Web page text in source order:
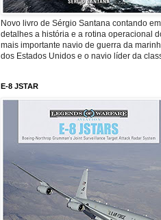
Novo livro de Sérgio Santana contando em
detalhes a história e a rotina operacional
mais importante navio de guerra da
dos Estados Unidos e o navio líder da
E-8 JSTAR